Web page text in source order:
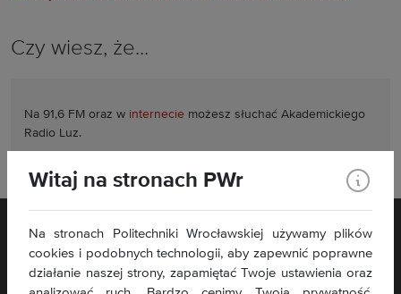
Czy wiesz, że...
Na 91,6 FM oraz w internecie możesz słuchać Akademickiego
Radio Luz.
Witaj na stronach PWr
Na stronach Politechniki Wrocławskiej używamy plików
cookies i podobnych technologii, aby zapewnić poprawne
działanie naszej strony, zapamiętać Twoje ustawienia oraz